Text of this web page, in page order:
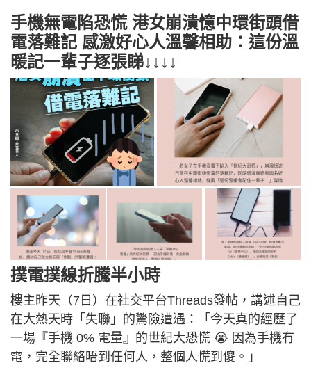
手機無電陷恐慌 港女崩潰憶中環街頭借
電落難記 感激好心人溫馨相助：這份溫
暖記一輩子逐張睇↓↓↓↓
撲電撲線折騰半小時
樓主昨天（7日）在社交平台Threads發帖，講述自己
在大熱天時「失聯」的驚險遭遇：「今天真的經歷了
一場『手機 0% 電量』的世紀大恐慌 😭 因為手機冇
電，完全聯絡唔到任何人，整個人慌到傻。」